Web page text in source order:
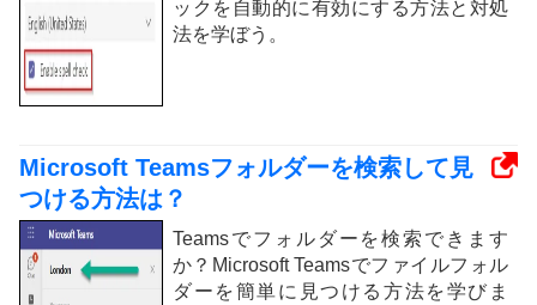
ックを自動的に有効にする方法と対処
法を学ぼう。
Microsoft Teamsフォルダーを検索して見
つける方法は？
Teamsでフォルダーを検索できます
か？Microsoft Teamsでファイルフォル
ダーを簡単に見つける方法を学びま